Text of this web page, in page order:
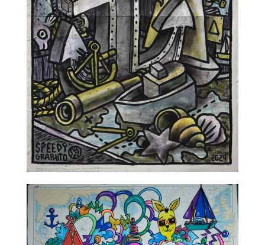
TALC02-03 – Speedy Graphito